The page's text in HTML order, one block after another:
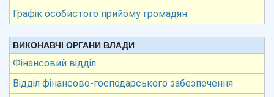
Графік особистого прийому громадян
ВИКОНАВЧІ ОРГАНИ ВЛАДИ
Фінансовий відділ
Відділ фінансово-господарського забезпечення